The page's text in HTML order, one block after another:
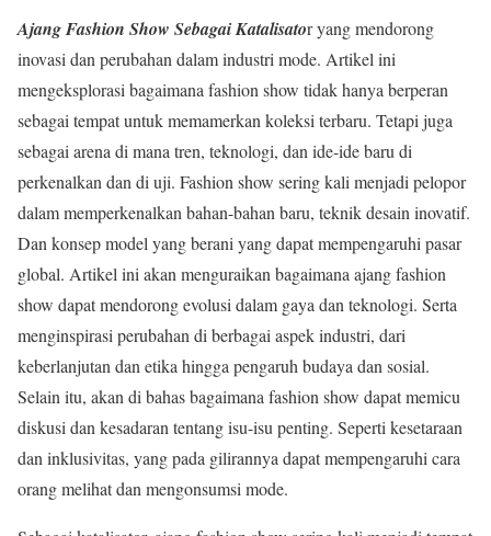
Ajang Fashion Show Sebagai Katalisator yang mendorong
inovasi dan perubahan dalam industri mode. Artikel ini
mengeksplorasi bagaimana fashion show tidak hanya berperan
sebagai tempat untuk memamerkan koleksi terbaru. Tetapi juga
sebagai arena di mana tren, teknologi, dan ide-ide baru di
perkenalkan dan di uji. Fashion show sering kali menjadi pelopor
dalam memperkenalkan bahan-bahan baru, teknik desain inovatif.
Dan konsep model yang berani yang dapat mempengaruhi pasar
global. Artikel ini akan menguraikan bagaimana ajang fashion
show dapat mendorong evolusi dalam gaya dan teknologi. Serta
menginspirasi perubahan di berbagai aspek industri, dari
keberlanjutan dan etika hingga pengaruh budaya dan sosial.
Selain itu, akan di bahas bagaimana fashion show dapat memicu
diskusi dan kesadaran tentang isu-isu penting. Seperti kesetaraan
dan inklusivitas, yang pada gilirannya dapat mempengaruhi cara
orang melihat dan mengonsumsi mode.